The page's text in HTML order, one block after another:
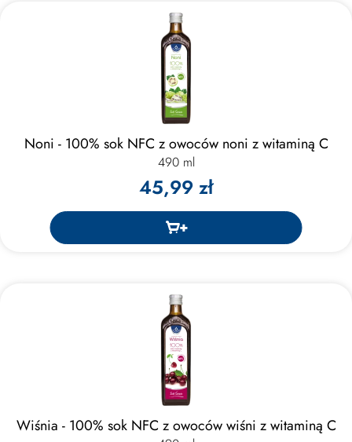
Noni - 100% sok NFC z owoców noni z witaminą C
490 ml
45,99 zł
Wiśnia - 100% sok NFC z owoców wiśni z witaminą C